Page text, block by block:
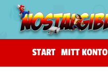
START MITT KONTO